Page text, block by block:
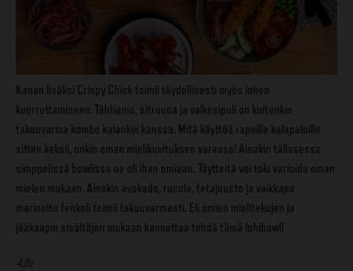
Kanan lisäksi Crispy Chick toimii täydellisesti myös lohen
kuorruttamiseen. Tähtianis, sitruuna ja valkosipuli on kuitenkin
takuuvarma kombo kalankin kanssa. Mitä käyttöä rapeille kalapaloille
sitten keksii, onkin oman mielikuvituksen varassa! Ainakin tällasessa
simppelissä bowlissa ne oli ihan omiaan. Täytteitä voi toki varioida oman
mielen mukaan. Ainakin avokado, rucola, fetajuusto ja vaikkapa
marinoitu fenkoli toimii takuuvarmasti. Eli omien mielitekojen ja
jääkaapin sisältöjen mukaan kannattaa tehdä tämä lohibowl!
4:lle